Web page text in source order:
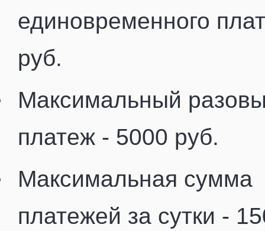
единовременного
руб.
Максимальный
платеж - 5000 руб.
Максимальная сумма
платежей за сутки -